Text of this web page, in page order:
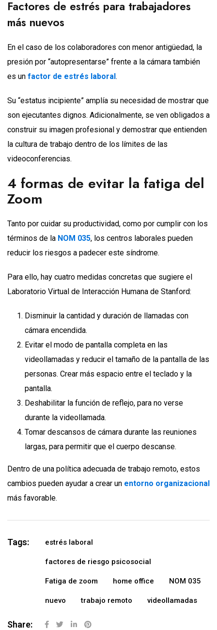
Factores de estrés para trabajadores
más nuevos
En el caso de los colaboradores con menor antigüedad, la
presión por “autopresentarse” frente a la cámara también
es un factor de estrés laboral.
Su “estatus incipiente” amplía su necesidad de mostrar que
son ejecutantes dignos. Adicionalmente, se ven obligados a
construir su imagen profesional y demostrar que entienden
la cultura de trabajo dentro de los límites de las
videoconferencias.
4 formas de evitar la fatiga del
Zoom
Tanto por cuidar su productividad, como por cumplir con los
términos de la NOM 035, los centros laborales pueden
reducir los riesgos a padecer este síndrome.
Para ello, hay cuatro medidas concretas que sugiere el
Laboratorio Virtual de Interacción Humana de Stanford:
Disminuir la cantidad y duración de llamadas con
cámara encendida.
Evitar el modo de pantalla completa en las
videollamadas y reducir el tamaño de la pantalla de las
personas. Crear más espacio entre el teclado y la
pantalla.
Deshabilitar la función de reflejo, para no verse
durante la videollamada.
Tomar descansos de cámara durante las reuniones
largas, para permitir que el cuerpo descanse.
Dentro de una política adecuada de trabajo remoto, estos
cambios pueden ayudar a crear un entorno organizacional
más favorable.
Tags: estrés laboral
factores de riesgo psicosocial
Fatiga de zoom home office NOM 035
nuevo trabajo remoto videollamadas
Share: